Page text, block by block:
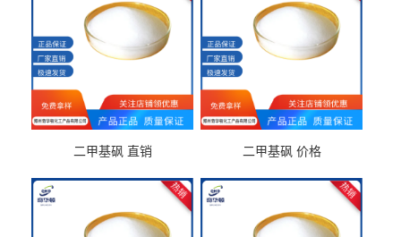
二甲基砜 直销 二甲基砜 价格